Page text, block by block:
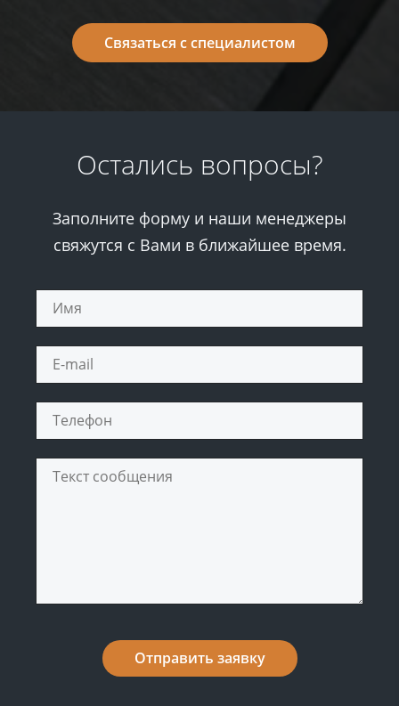
Связаться с специалистом
Остались вопросы?
Заполните форму и наши менеджеры
свяжутся с Вами в ближайшее время.
Отправить заявку